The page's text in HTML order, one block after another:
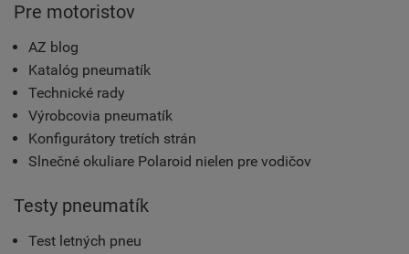
Pre motoristov
AZ blog
Katalóg pneumatík
Technické rady
Výrobcovia pneumatík
Konfigurátory tretích strán
Slnečné okuliare Polaroid nielen pre vodičov
Testy pneumatík
Test letných pneu